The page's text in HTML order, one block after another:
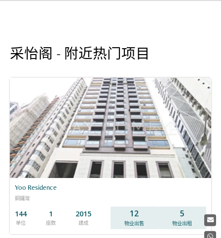
采怡阁 - 附近热门项目
Yoo Residence
銅鑼灣
144
单位
1
座数
2015
建成
12
物业出售
5
物业出租